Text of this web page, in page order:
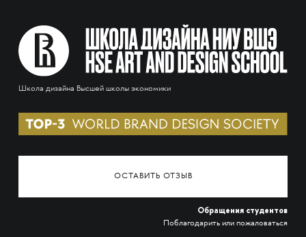
Школа дизайна Высшей школы экономики
ОСТАВИТЬ ОТЗЫВ
Обращения студентов
Поблагодарить или пожаловаться